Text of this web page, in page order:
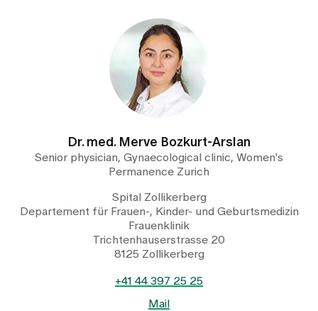
Dr. med. Merve Bozkurt-Arslan
Senior physician, Gynaecological clinic, Women's
Permanence Zurich
Spital Zollikerberg
Departement für Frauen-, Kinder- und Geburtsmedizin
Frauenklinik
Trichtenhauserstrasse 20
8125 Zollikerberg
+41 44 397 25 25
Mail